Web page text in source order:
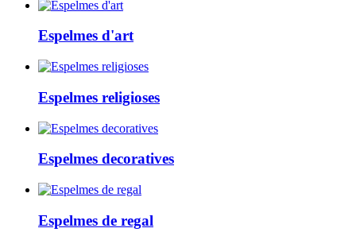
Espelmes d'art
Espelmes religioses
Espelmes decoratives
Espelmes de regal